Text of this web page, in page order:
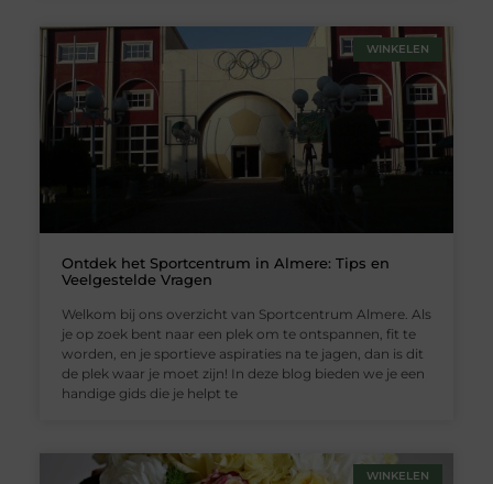
WINKELEN
Ontdek het Sportcentrum in Almere: Tips en
Veelgestelde Vragen
Welkom bij ons overzicht van Sportcentrum Almere. Als
je op zoek bent naar een plek om te ontspannen, fit te
worden, en je sportieve aspiraties na te jagen, dan is dit
de plek waar je moet zijn! In deze blog bieden we je een
handige gids die je helpt te
WINKELEN